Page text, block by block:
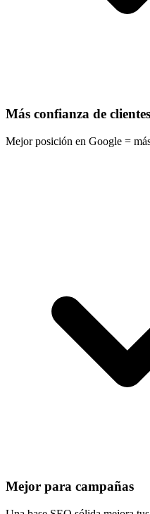
Más confianza de clientes
Mejor posición en Google =
Mejor para campañas